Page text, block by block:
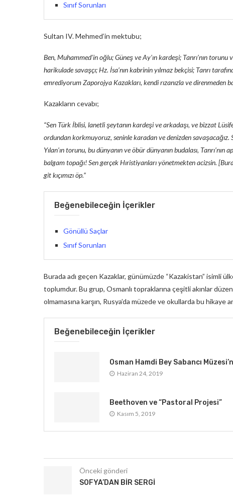
Sınıf Sorunları
Sultan IV. Mehmed’in mektubu;
Ben, Muhammed’in oğlu; Güneş ve Ay’ın kardeşi; Tanrı’nın
harikulade savaşçı; Hz. İsa’nın kabrinin yılmaz bekçisi; Tanrı
emrediyorum Zaporojya Kazakları, kendi rızanızla ve direnmeden
Kazakların cevabı;
“Sen Türk İblisi, lanetli şeytanın kardeşi ve arkadaşı, ve bizzat
ordundan korkmuyoruz, seninle karadan ve denizden savaşacağız.
Yılan’ın torunu, bu dünyanın ve öbür dünyanın budalası,
balgam topağı! Sen gerçek Hıristiyanları yönetmekten acizsin.
git kıçımızı öp.”
Beğenebileceğin İçerikler
Gönüllü Saçlar
Sınıf Sorunları
Burada adı geçen Kazaklar, günümüzde “Kazakistan” isimli
toplumdur. Bu grup, Osmanlı topraklarına çeşitli akınlar
olmamasına karşın, Rusya’da müzede ve okullarda bu hikaye
Beğenebileceğin İçerikler
Osman Hamdi Bey Sabancı
Haziran 24, 2019
Beethoven ve “Pastoral Projesi”
Kasım 5, 2019
Önceki gönderi
SOFYA’DAN BIR SERGI